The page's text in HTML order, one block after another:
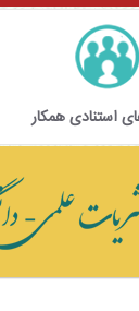
استنادی همکار